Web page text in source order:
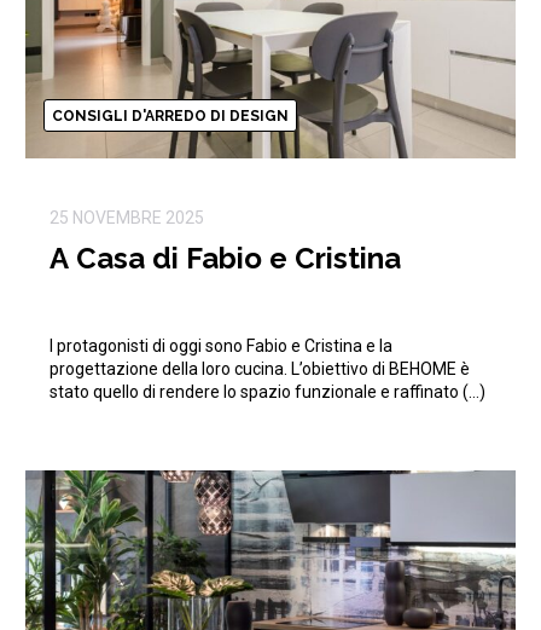
CONSIGLI D'ARREDO DI DESIGN
25 NOVEMBRE 2025
A Casa di Fabio e Cristina
I protagonisti di oggi sono Fabio e Cristina e la
progettazione della loro cucina. L’obiettivo di BEHOME è
stato quello di rendere lo spazio funzionale e raffinato (…)